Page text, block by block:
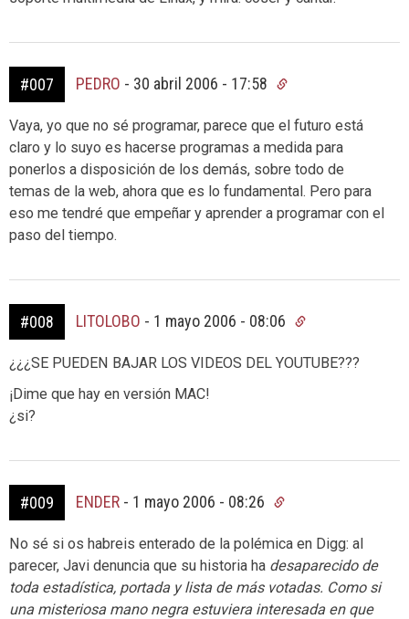
#007 PEDRO - 30 abril 2006 - 17:58
Vaya, yo que no sé programar, parece que el futuro está
claro y lo suyo es hacerse programas a medida para
ponerlos a disposición de los demás, sobre todo de
temas de la web, ahora que es lo fundamental. Pero para
eso me tendré que empeñar y aprender a programar con el
paso del tiempo.
#008 LITOLOBO - 1 mayo 2006 - 08:06
¿¿¿SE PUEDEN BAJAR LOS VIDEOS DEL YOUTUBE???
¡Dime que hay en versión MAC!
¿si?
#009 ENDER - 1 mayo 2006 - 08:26
No sé si os habreis enterado de la polémica en Digg: al
parecer, Javi denuncia que su historia ha desaparecidode
toda estadística, portada y lista de más votadas. Como si
una misteriosa mano negra estuviera interesada en que